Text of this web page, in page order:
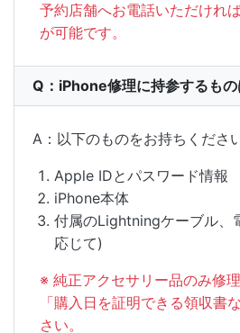
予約店舗へお電話いただけれ
が可能です。
Q：iPhone修理に持参するも
A：以下のものをお持ちください
Apple IDとパスワード情報
iPhone本体
付属のLightningケーブル、
応じて)
※ 純正アクセサリー品のみ修
「購入日を証明できる領収書
さい。